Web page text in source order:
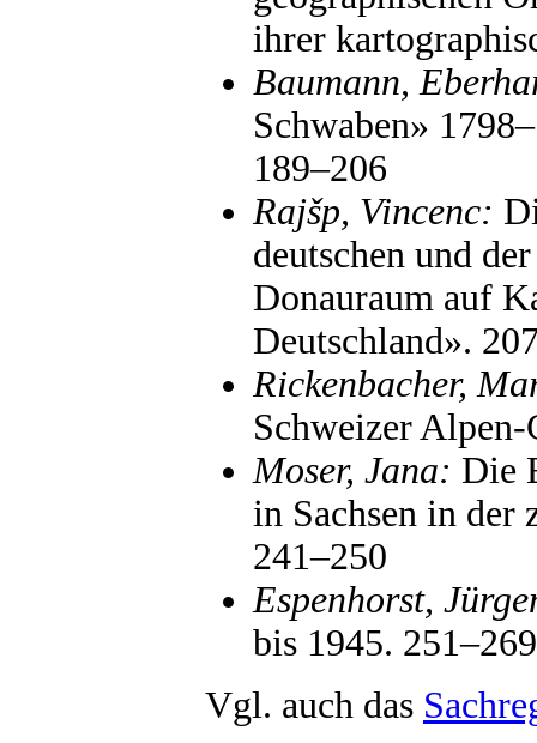
ihrer
Baumann,
Schwaben»
189–206
Rajšp, Vincenc:
deutschen und
Donauraum auf
Deutschland».
Rickenbacher,
Schweizer
Moser, Jana: Die
in Sachsen in der
241–250
Espenhorst,
bis 1945. 251–269
Vgl. auch das